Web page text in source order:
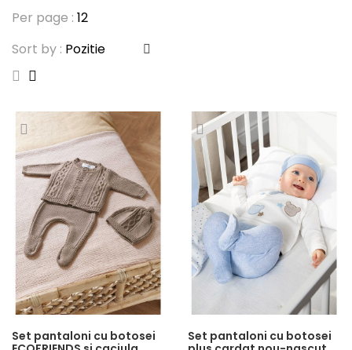
Per page :
Sort by :
Set pantaloni cu botosei
Set pantaloni cu botosei